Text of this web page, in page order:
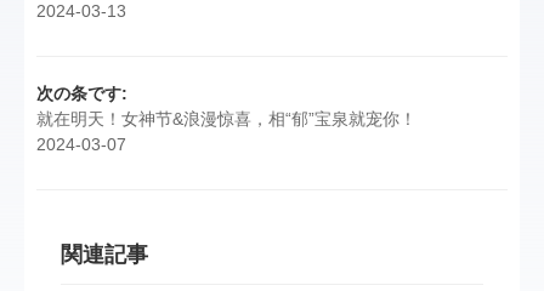
2024-03-13
次の条です:
就在明天！女神节&浪漫惊喜，相“郁”宝泉就宠你！
2024-03-07
関連記事